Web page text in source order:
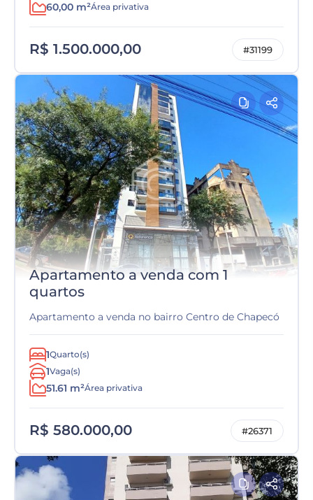
60,00 m²Área privativa
R$ 1.500.000,00 #31199
Apartamento a venda com 1
quartos
Apartamento a venda no bairro Centro de Chapecó
1Quarto(s)
1Vaga(s)
51.61 m²Área privativa
R$ 580.000,00 #26371